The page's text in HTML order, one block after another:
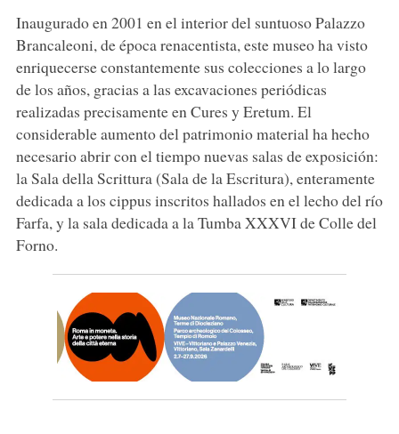
Inaugurado en 2001 en el interior del suntuoso Palazzo
Brancaleoni, de época renacentista, este museo ha visto
enriquecerse constantemente sus colecciones a lo largo
de los años, gracias a las excavaciones periódicas
realizadas precisamente en Cures y Eretum. El
considerable aumento del patrimonio material ha hecho
necesario abrir con el tiempo nuevas salas de exposición:
la Sala della Scrittura (Sala de la Escritura), enteramente
dedicada a los cippus inscritos hallados en el lecho del río
Farfa, y la sala dedicada a la Tumba XXXVI de Colle del
Forno.